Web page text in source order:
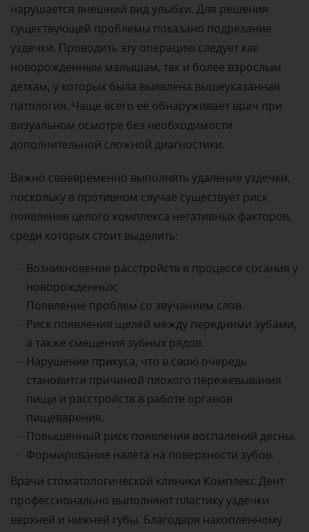
нарушается внешний вид улыбки. Для решения
существующей проблемы показано подрезание
уздечки. Проводить эту операцию следует как
новорожденным малышам, так и более взрослым
деткам, у которых была выявлена вышеуказанная
патология. Чаще всего её обнаруживает врач при
визуальном осмотре без необходимости
дополнительной сложной диагностики.
Важно своевременно выполнять удаление уздечки,
поскольку в противном случае существует риск
появления целого комплекса негативных факторов,
среди которых стоит выделить:
Возникновение расстройств в процессе сосания у
новорожденных;
Появление проблем со звучанием слов.
Риск появления щелей между передними зубами,
а также смещения зубных рядов.
Нарушение прикуса, что в свою очередь
становится причиной плохого пережевывания
пищи и расстройств в работе органов
пищеварения.
Повышенный риск появления воспалений десны.
Формирование налета на поверхности зубов.
Врачи стоматологической клиники Комплекс Дент
профессионально выполняют пластику уздечки
верхней и нижней губы. Благодаря накопленному